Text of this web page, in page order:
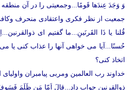
وَ وَجَدَ عِندَها قَومًا...وجمعیتی را در آن منطقه
جمعیت از نظر فکری واعتقادی منحرف
قُلنا یا ذَا القَرنَینِ...ما گفتیم ای
حُسنًا...آیا می خواهی آنها را عذاب کنی یا
اتخاذ کنی؟
خداوند رب العالمین ومربی پیامبران
ذوالقرنین جواب داد...قالَ اَمّا مَن ظَلَمَ